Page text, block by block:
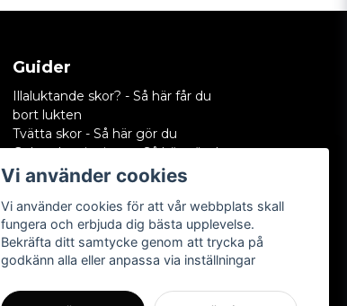
Guider
Illaluktande skor? - Så här får du
bort lukten
Tvätta skor - Så här gör du
Gula sulor vita igen - Så här gör du
Tvätta skor i tvättmaskin - Så gör du
mockaborste
Stora guiden för att tvätta skor
Impregnera skor - Så här gör du
Så tvättar du vita skor: steg-för-steg
Vi använder cookies
Vi använder cookies för att vår webbplats skall
fungera och erbjuda dig bästa upplevelse.
Bekräfta ditt samtycke genom att trycka på
godkänn alla eller anpassa via inställningar